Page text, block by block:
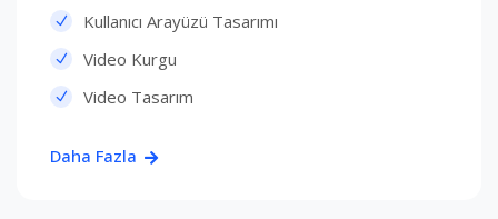
Kullanıcı Arayüzü Tasarımı
Video Kurgu
Video Tasarım
Daha Fazla